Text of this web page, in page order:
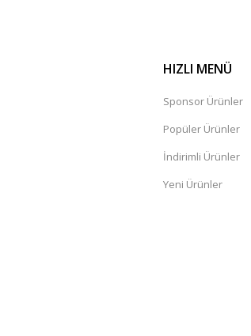
HIZLI MENÜ
Sponsor Ürünler
Popüler Ürünler
İndirimli Ürünler
Yeni Ürünler